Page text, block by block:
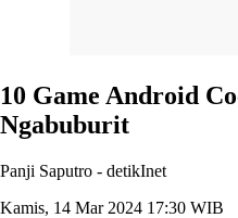
10 Game Android
Ngabuburit
Panji Saputro - detikInet
Kamis, 14 Mar 2024 17:30 WIB